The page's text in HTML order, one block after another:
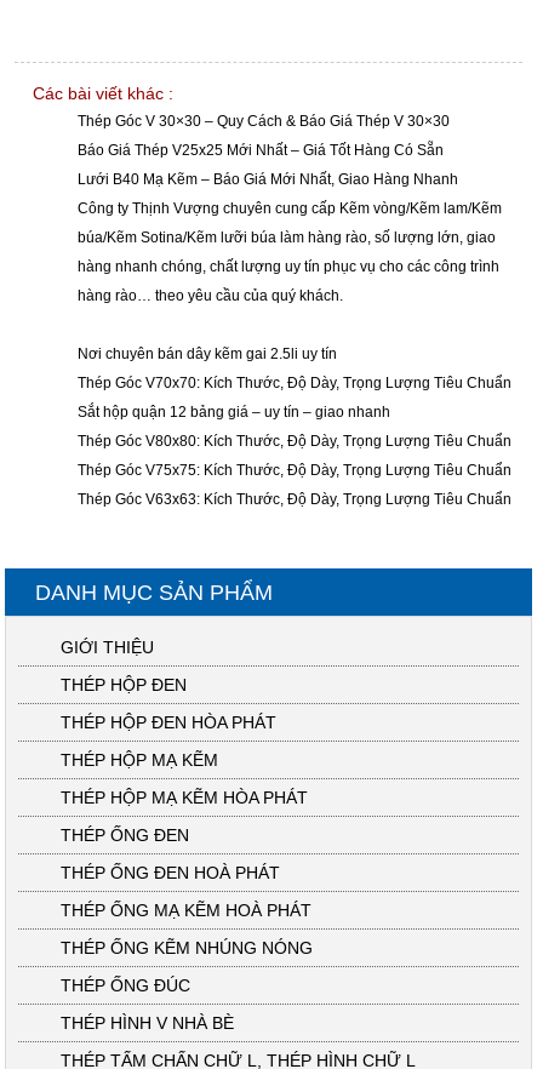
Các bài viết khác :
Thép Góc V 30×30 – Quy Cách & Báo Giá Thép V 30×30
Báo Giá Thép V25x25 Mới Nhất – Giá Tốt Hàng Có Sẵn
Lưới B40 Mạ Kẽm – Báo Giá Mới Nhất, Giao Hàng Nhanh
Công ty Thịnh Vượng chuyên cung cấp Kẽm vòng/Kẽm lam/Kẽm
búa/Kẽm Sotina/Kẽm lưỡi búa làm hàng rào, số lượng lớn, giao
hàng nhanh chóng, chất lượng uy tín phục vụ cho các công trình
hàng rào… theo yêu cầu của quý khách.
Nơi chuyên bán dây kẽm gai 2.5li uy tín
Thép Góc V70x70: Kích Thước, Độ Dày, Trọng Lượng Tiêu Chuẩn
Sắt hộp quận 12 bảng giá – uy tín – giao nhanh
Thép Góc V80x80: Kích Thước, Độ Dày, Trọng Lượng Tiêu Chuẩn
Thép Góc V75x75: Kích Thước, Độ Dày, Trọng Lượng Tiêu Chuẩn
Thép Góc V63x63: Kích Thước, Độ Dày, Trọng Lượng Tiêu Chuẩn
DANH MỤC SẢN PHẨM
GIỚI THIỆU
THÉP HỘP ĐEN
THÉP HỘP ĐEN HÒA PHÁT
THÉP HỘP MẠ KẼM
THÉP HỘP MẠ KẼM HÒA PHÁT
THÉP ỐNG ĐEN
THÉP ỐNG ĐEN HOÀ PHÁT
THÉP ỐNG MẠ KẼM HOÀ PHÁT
THÉP ỐNG KẼM NHÚNG NÓNG
THÉP ỐNG ĐÚC
THÉP HÌNH V NHÀ BÈ
THÉP TẤM CHẤN CHỮ L, THÉP HÌNH CHỮ L